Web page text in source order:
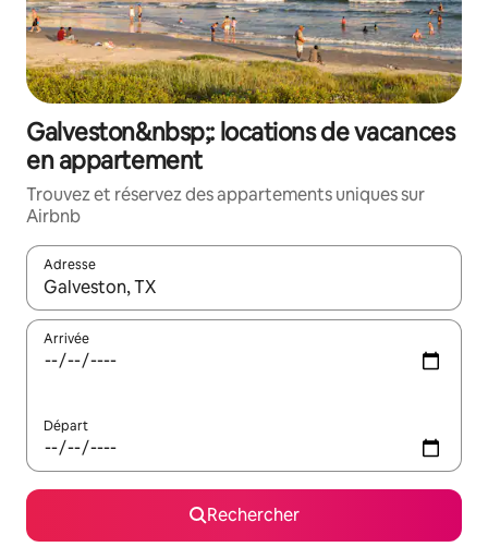
Galveston&nbsp;: locations de vacances
en appartement
Trouvez et réservez des appartements uniques sur
Airbnb
Adresse
Lorsque les résultats s'affichent, utilisez les flèches vers le
Arrivée
Départ
Rechercher